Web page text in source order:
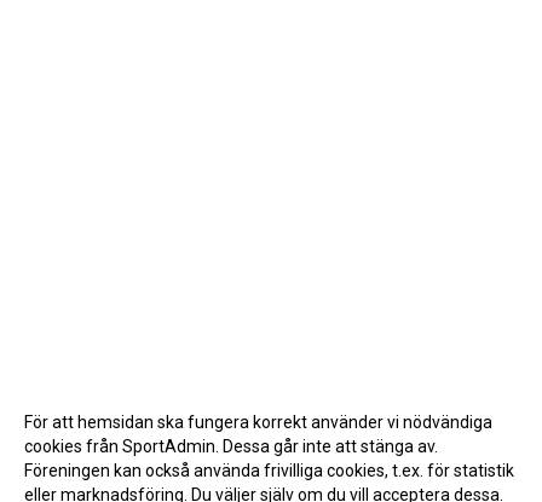
För att hemsidan ska fungera korrekt använder vi nödvändiga
cookies från SportAdmin. Dessa går inte att stänga av.
Föreningen kan också använda frivilliga cookies, t.ex. för statistik
eller marknadsföring. Du väljer själv om du vill acceptera dessa.